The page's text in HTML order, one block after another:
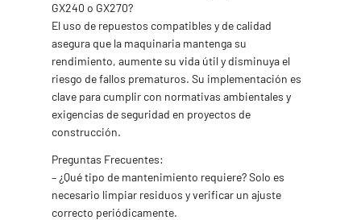
GX240 o GX270?
El uso de repuestos compatibles y de calidad
asegura que la maquinaria mantenga su
rendimiento, aumente su vida útil y disminuya el
riesgo de fallos prematuros. Su implementación es
clave para cumplir con normativas ambientales y
exigencias de seguridad en proyectos de
construcción.
Preguntas Frecuentes:
– ¿Qué tipo de mantenimiento requiere? Solo es
necesario limpiar residuos y verificar un ajuste
correcto periódicamente.